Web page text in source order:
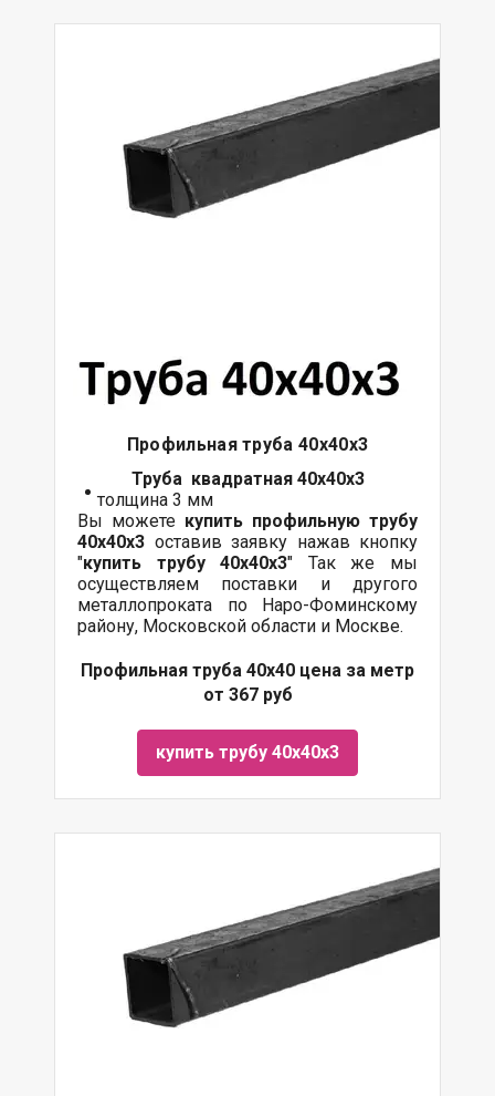
Профильная труба 40х40х3
Труба квадратная 40х40х3
толщина 3 мм
Вы можете купить профильную трубу
40х40х3 оставив заявку нажав кнопку
"купить трубу40х40х3" Так же мы
осуществляем поставки и другого
металлопроката по Наро-Фоминскому
району, Московской области и Москве.
Профильная труба 40х40 цена за метр
от 367 руб
купить трубу 40х40х3